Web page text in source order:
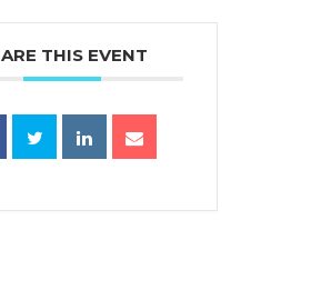
THIS EVENT